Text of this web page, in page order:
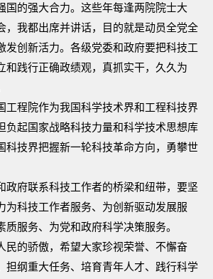
国的强大合力。这些年每逢两院院士大
，我都出席并讲话，目的就是动员全党全
发创新活力。各级党委和政府要把科技工
和践行正确政绩观，真抓实干，久久为
工程院作为我国科学技术界和工程科技界
负起国家战略科技力量和科学技术思想库
科技界把握新一轮科技革命方向，勇攀世
政府联系科技工作者的桥梁和纽带，要坚
为科技工作者服务、为创新驱动发展服
服务、为党和政府科学决策服务。
民的骄傲，希望大家珍视荣誉、不懈奋
担纲重大任务、培育青年人才、践行科学